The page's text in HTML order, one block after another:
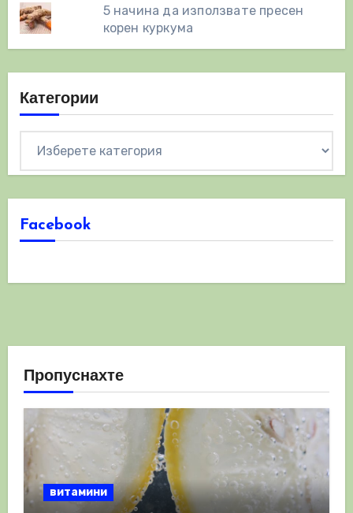
5 начина да използвате пресен
корен куркума
Категории
Facebook
Пропуснахте
витамини